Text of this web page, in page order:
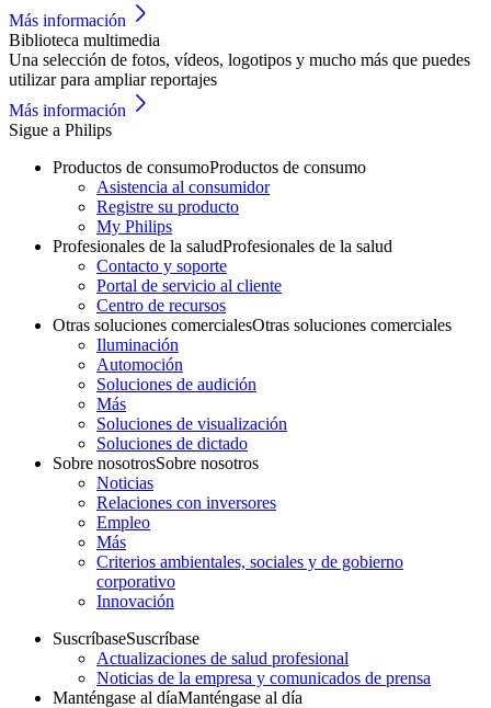
Más información
Biblioteca multimedia
Una selección de fotos, vídeos, logotipos y mucho más que puedes
utilizar para ampliar reportajes
Más información
Sigue a Philips
Productos de consumoProductos de consumo
Asistencia al consumidor
Registre su producto
My Philips
Profesionales de la saludProfesionales de la salud
Contacto y soporte
Portal de servicio al cliente
Centro de recursos
Otras soluciones comercialesOtras soluciones comerciales
Iluminación
Automoción
Soluciones de audición
Más
Soluciones de visualización
Soluciones de dictado
Sobre nosotrosSobre nosotros
Noticias
Relaciones con inversores
Empleo
Más
Criterios ambientales, sociales y de gobierno
corporativo
Innovación
SuscríbaseSuscríbase
Actualizaciones de salud profesional
Noticias de la empresa y comunicados de prensa
Manténgase al díaManténgase al día